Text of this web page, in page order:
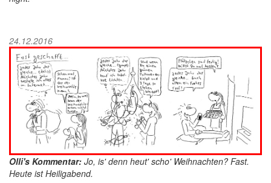
24.12.2016
Olli's Kommentar: Jo, is' denn heut' scho' Weihnachten? Fast.
Heute ist Heiligabend.